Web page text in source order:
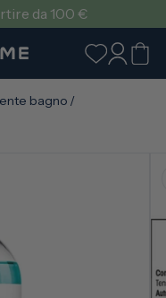
da 100 €
Accedi
Carrello
bagno /